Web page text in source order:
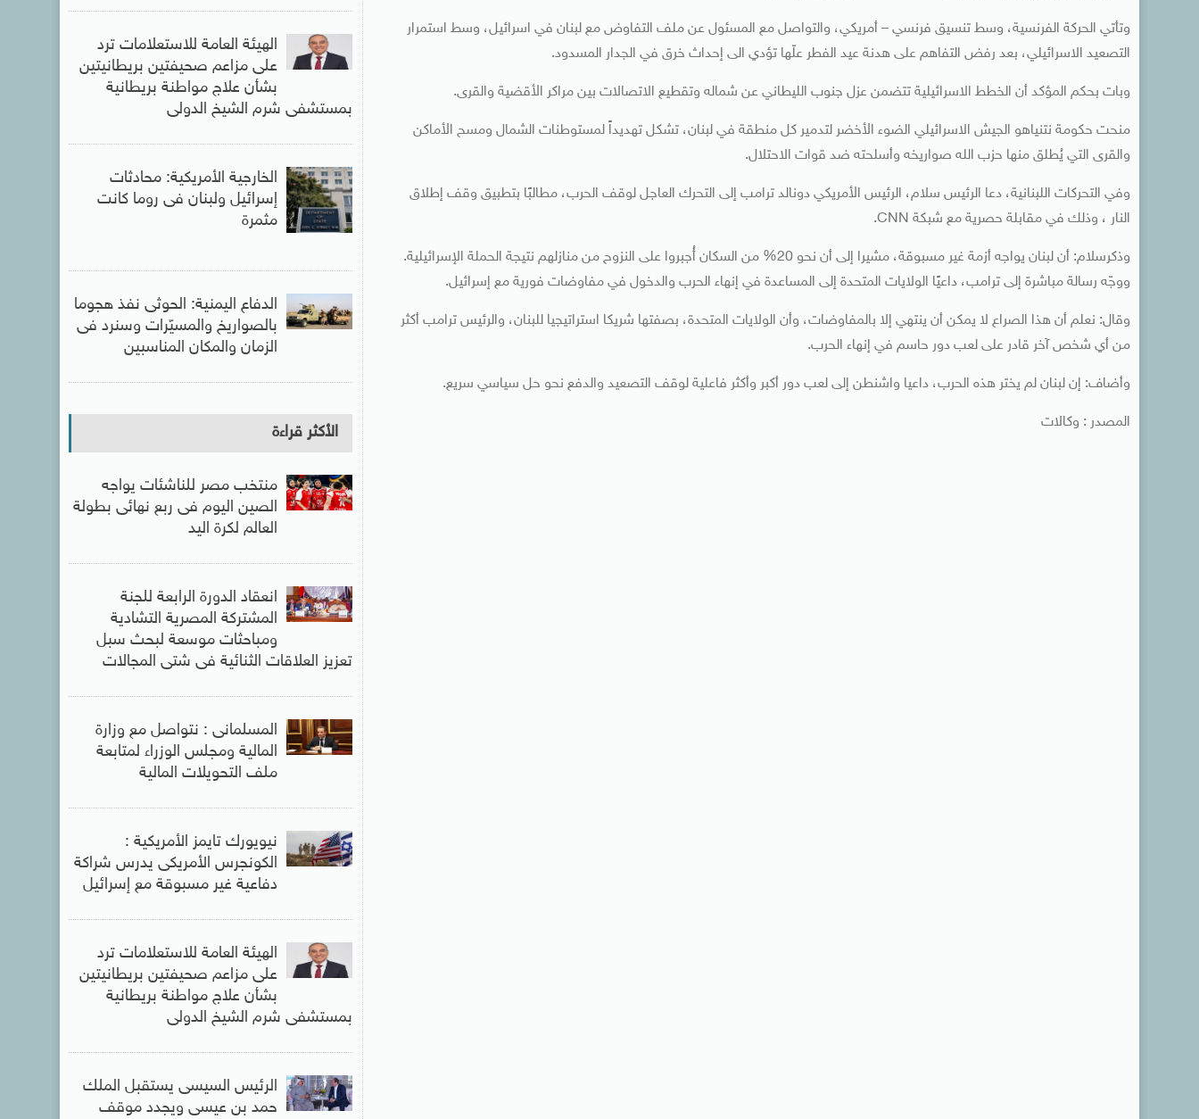
وتأتي الحركة الفرنسية، وسط تنسيق فرنسي – أمريكي، والتواصل مع المسئول عن ملف التفاوض مع لبنان في اسرائيل، وسط استمرار
التصعيد الاسرائيلي، بعد رفض التفاهم على هدنة عيد الفطر علّها تؤدي الى إحداث خرق في الجدار المسدود.
وبات بحكم المؤكد أن الخطط الاسرائيلية تتضمن عزل جنوب الليطاني عن شماله وتقطيع الاتصالات بين مراكر الأقضية والقرى.
منحت حكومة نتنياهو الجيش الاسرائيلي الضوء الأخضر لتدمير كل منطقة في لبنان، تشكل تهديداً لمستوطنات الشمال ومسح الأماكن
والقرى التي يُطلق منها حزب الله صواريخه وأسلحته ضد قوات الاحتلال.
وفي التحركات اللبنانية، دعا الرئيس سلام، الرئيس الأمريكي دونالد ترامب إلى التحرك العاجل لوقف الحرب، مطالبًا بتطبيق وقف إطلاق
النار ، وذلك في مقابلة حصرية مع شبكة CNN.
وذكرسلام: أن لبنان يواجه أزمة غير مسبوقة، مشيرا إلى أن نحو 20% من السكان أُجبروا على النزوح من منازلهم نتيجة الحملة الإسرائيلية.
ووجّه رسالة مباشرة إلى ترامب، داعيًا الولايات المتحدة إلى المساعدة في إنهاء الحرب والدخول في مفاوضات فورية مع إسرائيل.
وقال: نعلم أن هذا الصراع لا يمكن أن ينتهي إلا بالمفاوضات، وأن الولايات المتحدة، بصفتها شريكا استراتيجيا للبنان، والرئيس ترامب أكثر
من أي شخص آخر قادر على لعب دور حاسم في إنهاء الحرب.
وأضاف: إن لبنان لم يختر هذه الحرب، داعيا واشنطن إلى لعب دور أكبر وأكثر فاعلية لوقف التصعيد والدفع نحو حل سياسي سريع.
المصدر : وكالات
الهيئة العامة للاستعلامات ترد
على مزاعم صحيفتين بريطانيتين
بشأن علاج مواطنة بريطانية
بمستشفى شرم الشيخ الدولى
الخارجية الأمريكية: محادثات
إسرائيل ولبنان فى روما كانت
مثمرة
الدفاع اليمنية: الحوثى نفذ هجوما
بالصواريخ والمسيّرات وسنرد فى
الزمان والمكان المناسبين
الأكثر قراءة
منتخب مصر للناشئات يواجه
الصين اليوم فى ربع نهائى بطولة
العالم لكرة اليد
انعقاد الدورة الرابعة للجنة
المشتركة المصرية التشادية
ومباحثات موسعة لبحث سبل
تعزيز العلاقات الثنائية فى شتى المجالات
المسلمانى : نتواصل مع وزارة
المالية ومجلس الوزراء لمتابعة
ملف التحويلات المالية
نيويورك تايمز الأمريكية :
الكونجرس الأمريكى يدرس شراكة
دفاعية غير مسبوقة مع إسرائيل
الهيئة العامة للاستعلامات ترد
على مزاعم صحيفتين بريطانيتين
بشأن علاج مواطنة بريطانية
بمستشفى شرم الشيخ الدولى
الرئيس السيسى يستقبل الملك
حمد بن عيسى ويجدد موقف